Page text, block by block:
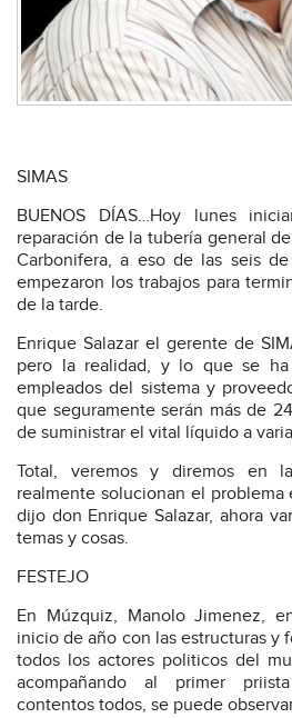
SIMAS
BUENOS DÍAS…Hoy lunes
reparación de la tubería general
Carbonifera, a eso de las seis
empezaron los trabajos para
de la tarde.
Enrique Salazar el gerente de
pero la realidad, y lo que se
empleados del sistema y
que seguramente serán más de
de suministrar el vital líquido a
Total, veremos y diremos en
realmente solucionan el problema
dijo don Enrique Salazar, ahora
temas y cosas.
FESTEJO
En Múzquiz, Manolo Jimenez,
inicio de año con las estructuras y
todos los actores politicos del
acompañando al primer
contentos todos, se puede